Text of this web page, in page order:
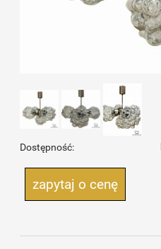
Dostępność:
zapytaj o cenę